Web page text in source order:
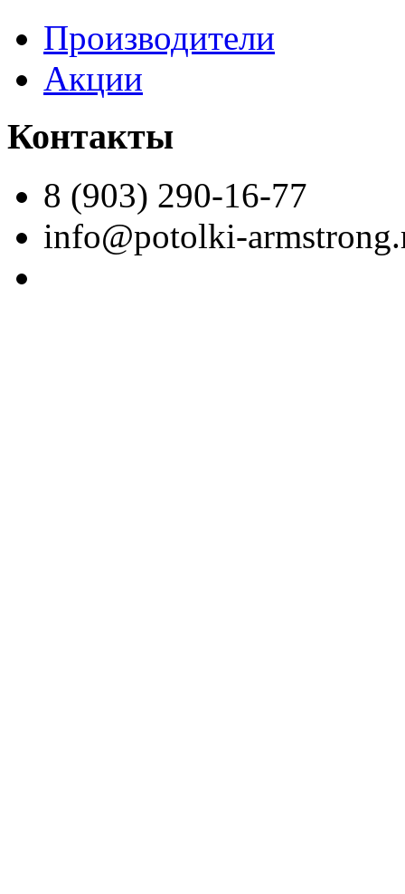
Производители
Акции
Контакты
8 (903) 290-16-77
info@potolki-